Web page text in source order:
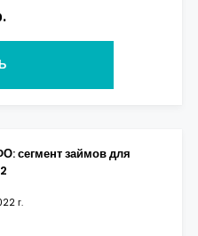
сегмент займов для
г.